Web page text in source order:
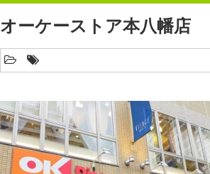
オーケーストア本八幡店